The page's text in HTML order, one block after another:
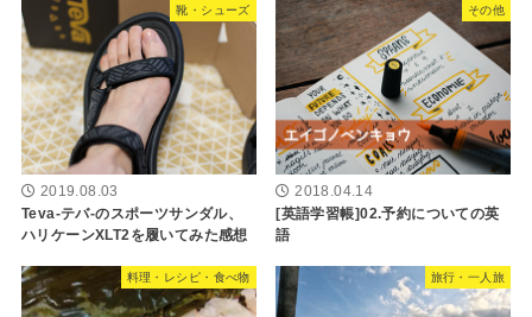
靴・シューズ
2019.08.03
Teva-テバ-のスポーツサンダル、
ハリケーンXLT2を履いてみた感想
その他
2018.04.14
[英語学習帳]02.予約についての英
語
料理・レシピ・食べ物 旅行・一人旅